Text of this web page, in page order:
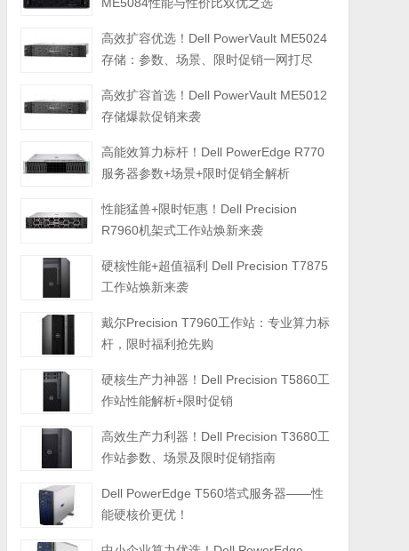
高效扩容优选！Dell PowerVault ME5024
存储：参数、场景、限时促销一网打尽
高效扩容首选！Dell PowerVault ME5012
存储爆款促销来袭
高能效算力标杆！Dell PowerEdge R770
服务器参数+场景+限时促销全解析
性能猛兽+限时钜惠！Dell Precision
R7960机架式工作站焕新来袭
硬核性能+超值福利 Dell Precision T7875
工作站焕新来袭
戴尔Precision T7960工作站：专业算力标
杆，限时福利抢先购
硬核生产力神器！Dell Precision T5860工
作站性能解析+限时促销
高效生产力利器！Dell Precision T3680工
作站参数、场景及限时促销指南
Dell PowerEdge T560塔式服务器——性
能硬核价更优！